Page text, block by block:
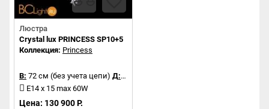
Люстра
Crystal lux PRINCESS SP10+5
Коллекция: Princess
В: 72 см (без учета цепи) Д:90 см
E14 x 15 max 60W
Цена: 130 900 Р.